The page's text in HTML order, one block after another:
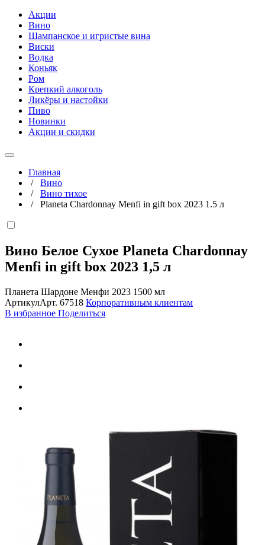
Акции
Вино
Шампанское и игристые вина
Виски
Водка
Коньяк
Ром
Крепкий алкоголь
Ликёры и настойки
Пиво
Новинки
Акции и скидки
Главная
/ Вино
/ Вино тихое
/ Planeta Chardonnay Menfi in gift box 2023 1.5 л
Вино Белое Сухое Planeta Chardonnay
Menfi in gift box 2023 1,5 л
Планета Шардоне Менфи 2023 1500 мл
АртикулАрт. 67518 Корпоративным клиентам
В избранное Поделиться